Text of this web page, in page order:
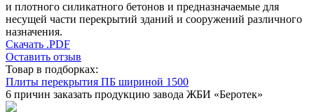
и плотного силикатного бетонов и предназначаемые для
несущей части перекрытий зданий и сооружений различного
назначения.
Скачать .PDF
Оставить отзыв
Товар в подборках:
Плиты перекрытия ПБ шириной 1500
6 причин заказать продукцию завода ЖБИ «Беротек»